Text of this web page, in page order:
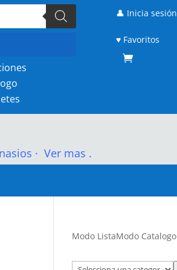
👤 Inicia sesión
♥ Favoritos
· Ver mas .
Modo ListaModo Catalogo
Selecciona